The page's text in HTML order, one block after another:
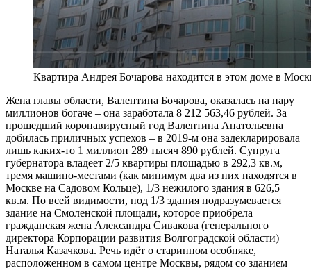
Квартира Андрея Бочарова находится в этом доме в
Жена главы области, Валентина Бочарова, оказалась на пару
миллионов богаче – она заработала 8 212 563,46 рублей. За
прошедший коронавирусный год Валентина Анатольевна
добилась приличных успехов – в 2019-м она задекларировала
лишь каких-то 1 миллион 289 тысяч 890 рублей. Супруга
губернатора владеет 2/5 квартиры площадью в 292,3 кв.м,
тремя машино-местами (как минимум два из них находятся в
Москве на Садовом Кольце), 1/3 нежилого здания в 626,5
кв.м. По всей видимости, под 1/3 здания подразумевается
здание на Смоленской площади, которое приобрела
гражданская жена Александра Сивакова (генерального
директора Корпорации развития Волгоградской области)
Наталья Казачкова. Речь идёт о старинном особняке,
расположенном в самом центре Москвы, рядом со зданием